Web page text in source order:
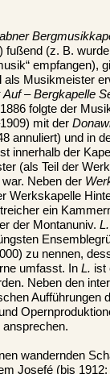
) fußend (z. B.
empfangen),
Musikmeister
– Bergkapelle
folgte der
mit der
annuliert) und in
innerhalb der
(als Teil der
Neben der
Werkskapelle
ein
der Montanuniv. L.
zu nennen,
umfasst. In L. ist
Neben den
Aufführungen
wandernden
Josefé (bis